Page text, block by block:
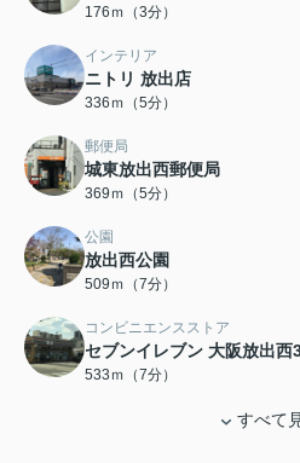
176ｍ（3分）
インテリア
ニトリ 放出店
336ｍ（5分）
郵便局
城東放出西郵便局
369ｍ（5分）
公園
放出西公園
509ｍ（7分）
コンビニエンスストア
セブンイレブン 大阪放出西
533ｍ（7分）
すべて